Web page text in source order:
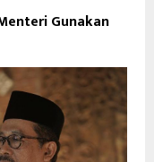
Gunakan